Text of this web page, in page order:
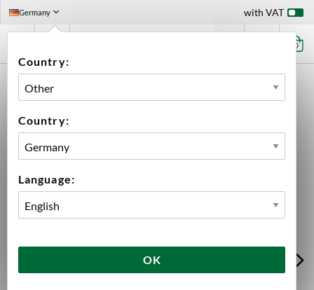
Germany
Country:
Country:
Language:
OK
with VAT
0
NANOCANNER CAN HOLDER TAPCOOLER